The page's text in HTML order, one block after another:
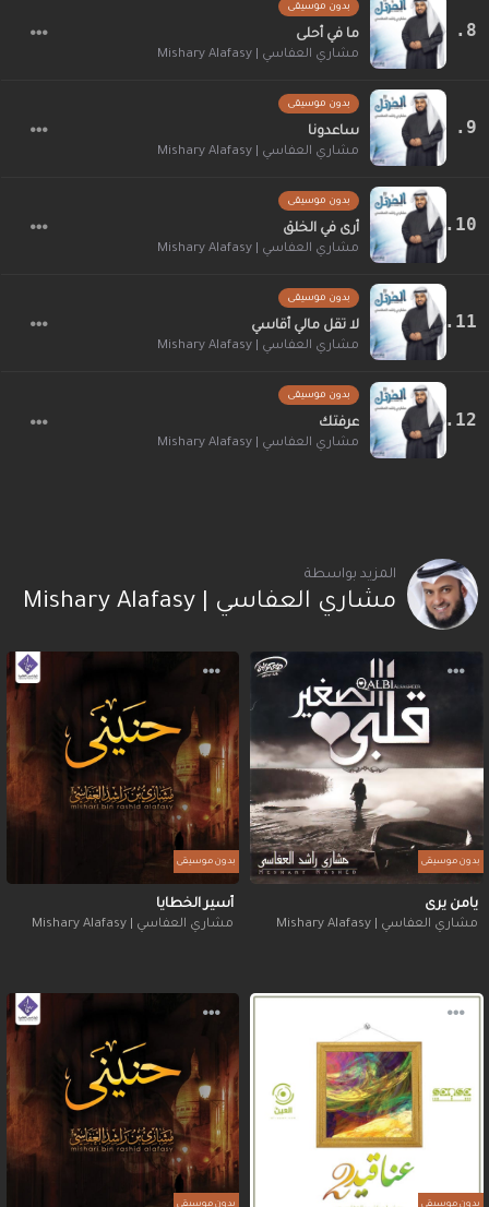
بدون موسيقى
ما في أحلى
مشاري العفاسي | Mishary Alafasy
بدون موسيقى
ساعدونا
مشاري العفاسي | Mishary Alafasy
بدون موسيقى
أرى في الخلق
مشاري العفاسي | Mishary Alafasy
بدون موسيقى
لا تقل مالي أقاسي
مشاري العفاسي | Mishary Alafasy
بدون موسيقى
عرفتك
مشاري العفاسي | Mishary Alafasy
المزيد بواسطة
مشاري العفاسي | Mishary Alafasy
بدون موسيقى
يامن يرى
مشاري العفاسي | Mishary Alafasy
بدون موسيقى
أسير الخطايا
مشاري العفاسي | Mishary Alafasy
بدون موسيقى بدون موسيقى